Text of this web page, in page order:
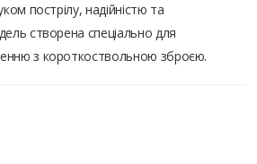
пострілу, надійністю та
створена спеціально для
з короткоствольною зброєю.